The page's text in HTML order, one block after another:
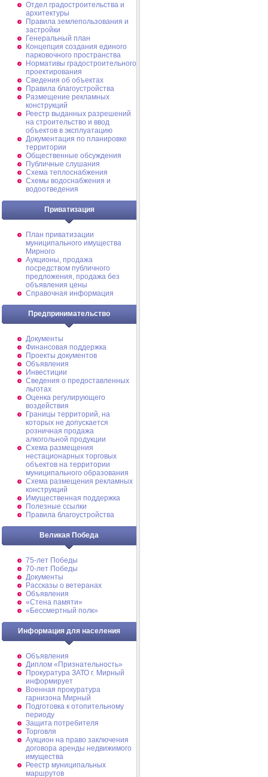
Отдел градостроительства и
архитектуры
Правила землепользования и
застройки
Генеральный план
Концепция создания единого
парковочного пространства
Нормативы градостроительного
проектирования
Сведения об объектах
Правила благоустройства
Размещение рекламных
конструкций
Реестр выданных разрешений
на строительство и ввод
объектов в эксплуатацию
Документация по планировке
территории
Общественные обсуждения
Публичные слушания
Схема теплоснабжения
Схемы водоснабжения и
водоотведения
Приватизация
План приватизации
муниципального имущества
Мирного
Аукционы, продажа
посредством публичного
предложения, продажа без
объявления цены
Справочная информация
Предпринимательство
Документы
Финансовая поддержка
Проекты документов
Объявления
Инвестиции
Сведения о предоставленных
льготах
Оценка регулирующего
воздействия
Границы территорий, на
которых не допускается
розничная продажа
алкогольной продукции
Схема размещения
нестационарных торговых
объектов на территории
муниципального образования
Схема размещения рекламных
конструкций
Имущественная поддержка
Полезные ссылки
Правила благоустройства
Великая Победа
75-лет Победы
70-лет Победы
Документы
Рассказы о ветеранах
Объявления
«Стена памяти»
«Бессмертный полк»
Информация для населения
Объявления
Диплом «Признательность»
Прокуратура ЗАТО г. Мирный
информирует
Военная прокуратура
гарнизона Мирный
Подготовка к отопительному
периоду
Защита потребителя
Торговля
Аукцион на право заключения
договора аренды недвижимого
имущества
Реестр муниципальных
маршрутов